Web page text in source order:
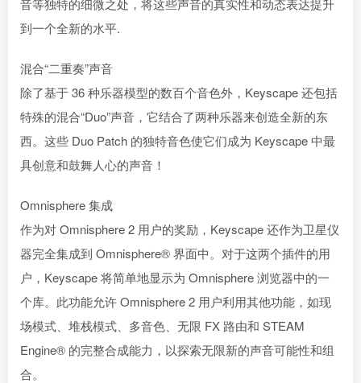
到一个全新的水平.
混合“二重奏”声音
除了基于 36 种乐器模型的数百个音色外，Keyscape 还包括
特殊的混合“Duo”声音，它结合了两种乐器来创造全新的东
西。这些 Duo Patch 的独特音色使它们成为 Keyscape 中最
具创意和鼓舞人心的声音！
Omnisphere 集成
作为对 Omnisphere 2 用户的奖励，Keyscape 还作为卫星仪
器完全集成到 Omnisphere® 界面中。对于这两个插件的用
户，Keyscape 将简单地显示为 Omnisphere 浏览器中的一
个库。此功能允许 Omnisphere 2 用户利用其他功能，如现
场模式、堆栈模式、多音色、无限 FX 路由和 STEAM
Engine® 的完整合成能力，以探索无限新的声音可能性和组
合。